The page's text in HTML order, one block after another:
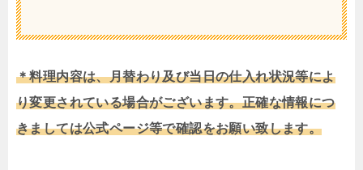
＊料理内容は、月替わり及び当日の仕入れ状況等によ
り変更されている場合がございます。正確な情報につ
きましては公式ページ等で確認をお願い致します。